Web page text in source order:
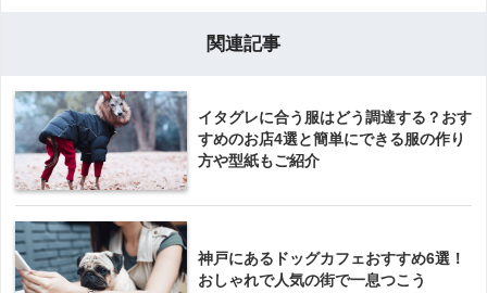
関連記事
イタグレに合う服はどう調達する？おす
すめのお店4選と簡単にできる服の作り
方や型紙もご紹介
神戸にあるドッグカフェおすすめ6選！
おしゃれで人気の街で一息つこう